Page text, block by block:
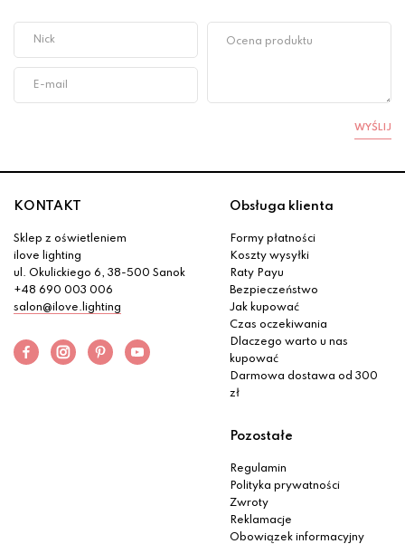
WYŚLIJ
KONTAKT
Sklep z oświetleniem
ilove lighting
ul. Okulickiego 6, 38-500 Sanok
+48 690 003 006
salon@ilove.lighting
Obsługa klienta
Formy płatności
Koszty wysyłki
Raty Payu
Bezpieczeństwo
Jak kupować
Czas oczekiwania
Dlaczego warto u nas
kupować
Darmowa dostawa od 300
zł
Pozostałe
Regulamin
Polityka prywatności
Zwroty
Reklamacje
Obowiązek informacyjny